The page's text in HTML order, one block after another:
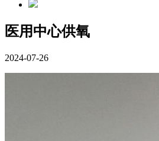
医用中心供氧
2024-07-26